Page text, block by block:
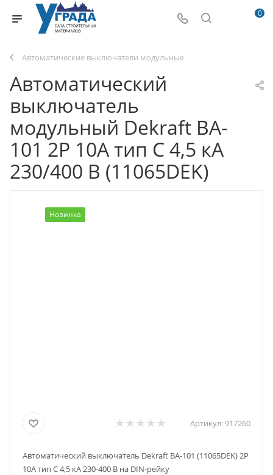
0
Автоматические выключатели модульные
Автоматический
выключатель
модульный Dekraft BA-
101 2P 10А тип C 4,5 кА
230/400 В (11065DEK)
Новинка
Артикул:917260
Автоматический выключатель Dekraft BA-101 (11065DEK) 2P
10А тип C 4,5 кА 230-400 В на DIN-рейку